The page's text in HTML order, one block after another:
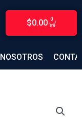
$0.00 0
CARRITO
NOSOTROS